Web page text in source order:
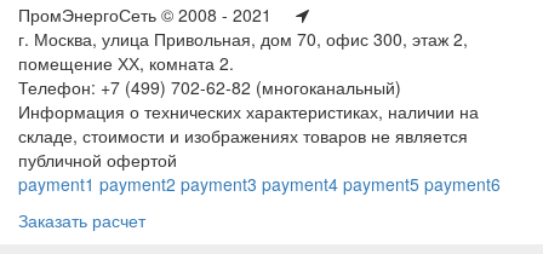
ПромЭнергоСеть © 2008 - 2021
г. Москва, улица Привольная, дом 70, офис 300, этаж 2,
помещение ХХ, комната 2.
Телефон: +7 (499) 702-62-82 (многоканальный)
Информация о технических характеристиках, наличии на
складе, стоимости и изображениях товаров не является
публичной офертой
payment1 payment2 payment3 payment4 payment5 payment6
Заказать расчет